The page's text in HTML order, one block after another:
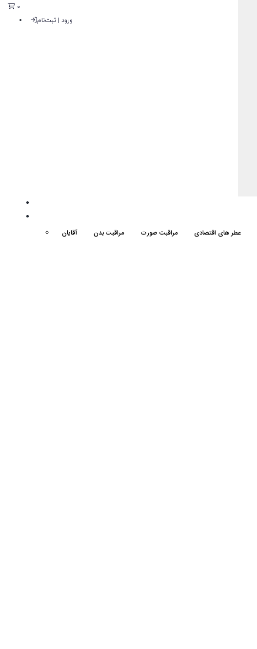
0
ورود | ثبت‌نام
آقایان
مراقبت بدن مراقبت صورت عطر های اقتصادی